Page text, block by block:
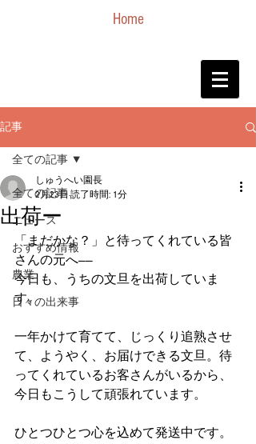
Home
記事
全ての記事
ニュース
おすすめ情報
農業
日々の出来事
全ての記事
出荷ー
しゅうへい園長
2月23日 読了時間: 1分
「まだかな？」と待ってくれている皆
さんの元へ――
今日も、うちの文旦を出荷していま
す。
一年かけて育てて、じっくり追熟させ
て、ようやく、お届けできる文旦。待
ってくれているお客さんがいるから、
今日もこうして頑張れています。
ひとつひとつ心を込めて発送中です。